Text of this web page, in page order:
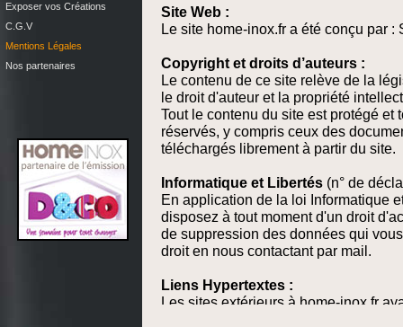
Exposer vos Créations
C.G.V
Mentions Légales
Nos partenaires
Site Web :
Le site home-inox.fr a été conçu par :
Copyright et droits d’auteurs :
Le contenu de ce site relève de la
le droit d'auteur et la propriété
Tout le contenu du site est protégé
réservés, y compris ceux des
téléchargés librement à partir du site.
Informatique et Libertés (n° de
En application de la loi Informatique
disposez à tout moment d'un droit
de suppression des données qui
droit en nous contactant par mail.
Liens Hypertextes :
Les sites extérieurs à home-inox.fr